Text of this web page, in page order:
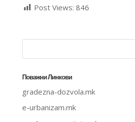
Post Views: 846
Поважни Линкови
gradezna-dozvola.mk
e-urbanizam.mk